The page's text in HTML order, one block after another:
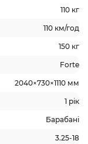
110 кг
110 км/год
150 кг
Forte
2040×730×1110 мм
1 рік
Барабані
3.25-18